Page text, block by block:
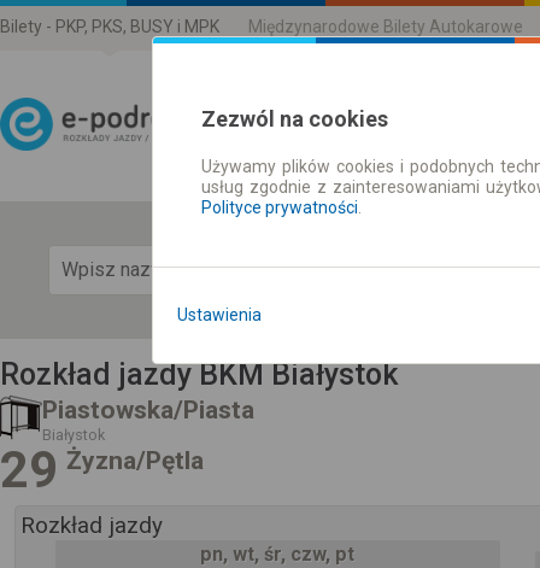
Bilety - PKP, PKS, BUSY i MPK Międzynarodowe Bilety Autokarowe
Rozkład Jazdy | Bilety
Rozkład jazdy BKM Białystok
Piastowska/Piasta
Białystok
29 Żyzna/Pętla
Rozkład jazdy
pn, wt, śr, czw, pt
Zezwól na cookies
Używamy plików cookies i podobnych
usług zgodnie z zainteresowaniami
Polityce prywatności
Ustawienia